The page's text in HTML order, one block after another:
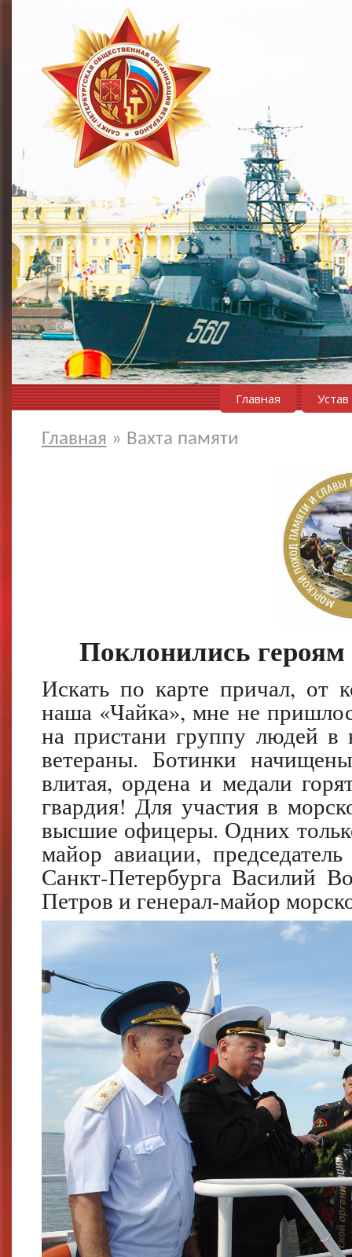
Главная Устав
Главная » Вахта памяти
Поклонились
Искать по карте причал, от
наша «Чайка», мне не
на пристани группу людей
ветераны. Ботинки
влитая, ордена и медали
гвардия! Для участия в
высшие офицеры. Одних
майор авиации,
Санкт-Петербурга Василий
Петров и генерал-майор